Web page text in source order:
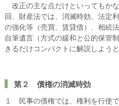
改正の主な点だけといってもか
回、財産法では、消滅時効、法定
の強化等（売買、賃貸借）、相続
自筆遺言（方式の緩和と公的保管
きるだけコンパクトに解説しようと
第２ 債権の消滅時効
１ 民事の債権では、権利を行使